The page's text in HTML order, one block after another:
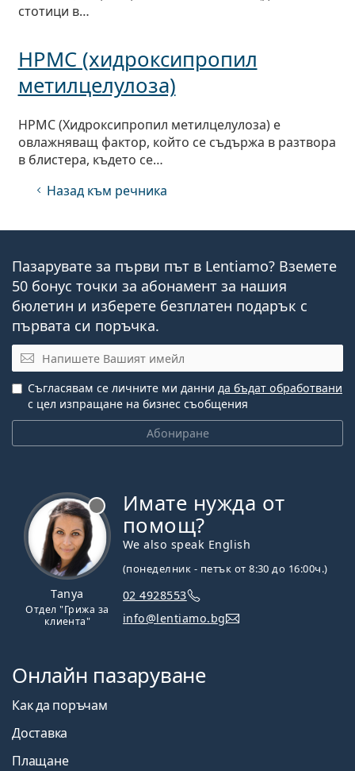
Persol
Всички марки
стотици в…
НРМС (хидроксипропил
метилцелулоза)
HPMC (Хидроксипропил метилцелулоза) е
овлажняващ фактор, който се съдържа в разтвора
в блистера, където се…
Назад към речника
Пазарувате за първи път в Lentiamo? Вземете
50 бонус точки за абонамент за нашия
бюлетин и изберете безплатен подарък с
първата си поръчка.
Имейл
Абониране
Съгласявам се личните ми данни да бъдат обработвани
с цел изпращане на бизнес съобщения
Tanya
Отдел "Грижа за
клиента"
Имате нужда от
помощ?
We also speak English
(понеделник - петък от 8:30 до 16:00ч.)
02 4928553
info@lentiamo.bg
Онлайн пазаруване
Как да поръчам
Доставка
Плащане